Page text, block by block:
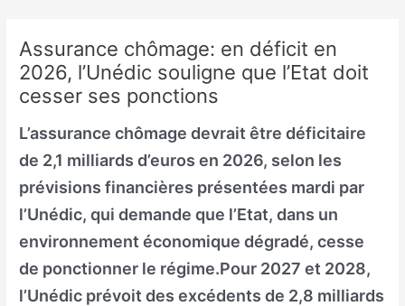
content
Assurance chômage: en déficit en
2026, l’Unédic souligne que l’Etat doit
cesser ses ponctions
L’assurance chômage devrait être déficitaire
de 2,1 milliards d’euros en 2026, selon les
prévisions financières présentées mardi par
l’Unédic, qui demande que l’Etat, dans un
environnement économique dégradé, cesse
de ponctionner le régime.Pour 2027 et 2028,
l’Unédic prévoit des excédents de 2,8 milliards